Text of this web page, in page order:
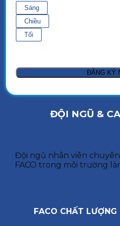
Sáng
Chiều
Tối
ĐỘI NGŨ &
Đội ngũ nhân viên
FACO trong môi trường
FACO CHẤT